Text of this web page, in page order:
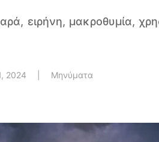
ειρήνη, μακροθυμία,
2024 Μηνύματα